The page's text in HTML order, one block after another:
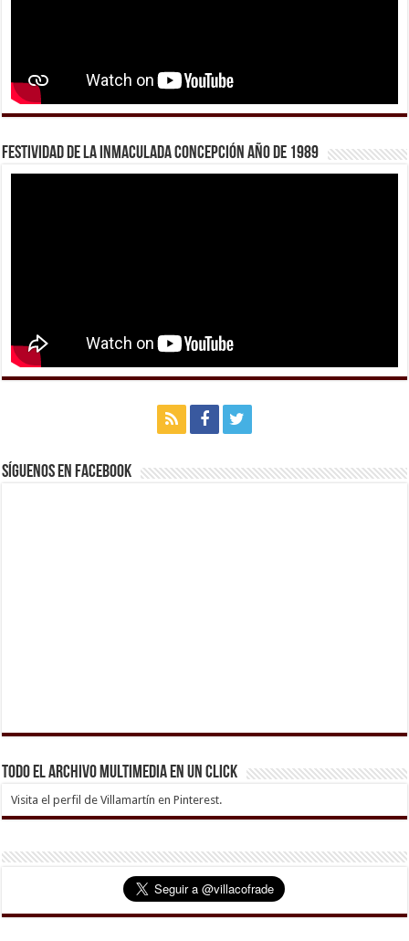
Festividad de la Inmaculada Concepción año de 1989
Síguenos en Facebook
Todo el archivo multimedia en un click
Visita el perfil de Villamartín en Pinterest.